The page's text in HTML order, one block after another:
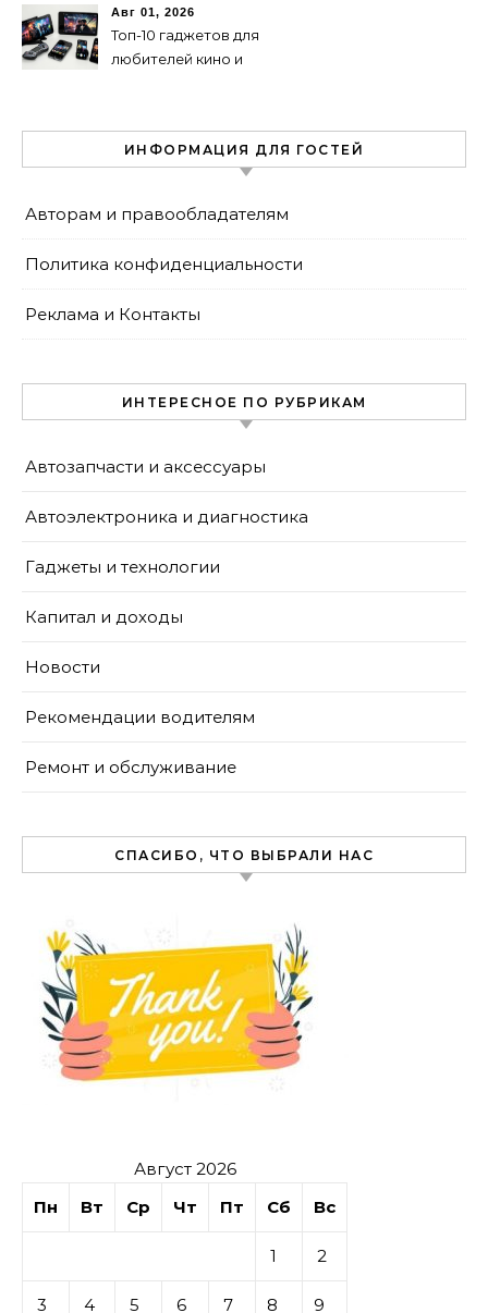
Авг 01, 2026
Топ-10 гаджетов для
любителей кино и
ИНФОРМАЦИЯ ДЛЯ ГОСТЕЙ
Авторам и правообладателям
Политика конфиденциальности
Реклама и Контакты
ИНТЕРЕСНОЕ ПО РУБРИКАМ
Автозапчасти и аксессуары
Автоэлектроника и диагностика
Гаджеты и технологии
Капитал и доходы
Новости
Рекомендации водителям
Ремонт и обслуживание
СПАСИБО, ЧТО ВЫБРАЛИ НАС
Август 2026
Пн
Вт Ср Чт Пт Сб Вс
1 2
3 4 5 6 7 8 9